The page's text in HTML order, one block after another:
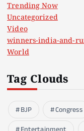
Trending Now
Uncategorized
Video
winners-india-and-
World
Tag Clouds
BJP Congress